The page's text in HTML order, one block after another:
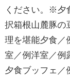
ください。※夕
択箱根山麓豚の
理を堪能夕食／
室／例洋室／例
夕食ブッフェ／